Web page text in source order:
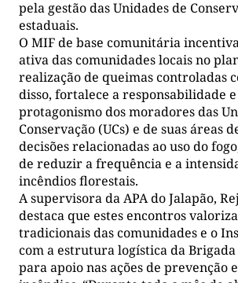
pela gestão das Unidades de
estaduais.
O MIF de base comunitária
ativa das comunidades locais no
realização de queimas controladas
disso, fortalece a responsabilidade
protagonismo dos moradores das
Conservação (UCs) e de suas áreas
decisões relacionadas ao uso do
de reduzir a frequência e a
incêndios florestais.
A supervisora da APA do Jalapão,
destaca que estes encontros
tradicionais das comunidades e o
com a estrutura logística da Brigada
para apoio nas ações de prevenção